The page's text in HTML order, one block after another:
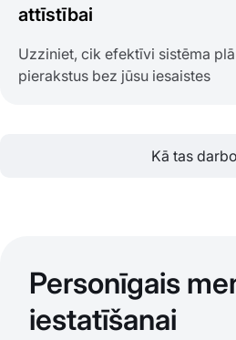
attīstībai
Uzziniet, cik efektīvi sistēma
pierakstus bez jūsu iesaistes
Kā tas
Personīgais
iestatīšanai